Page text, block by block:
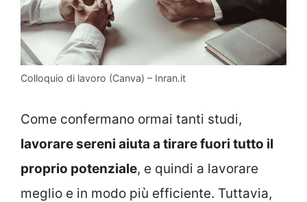
Colloquio di lavoro (Canva) – Inran.it
Come confermano ormai tanti studi,
lavorare sereni aiuta a tirare fuori tutto il
proprio potenziale, e quindi a lavorare
meglio e in modo più efficiente. Tuttavia,